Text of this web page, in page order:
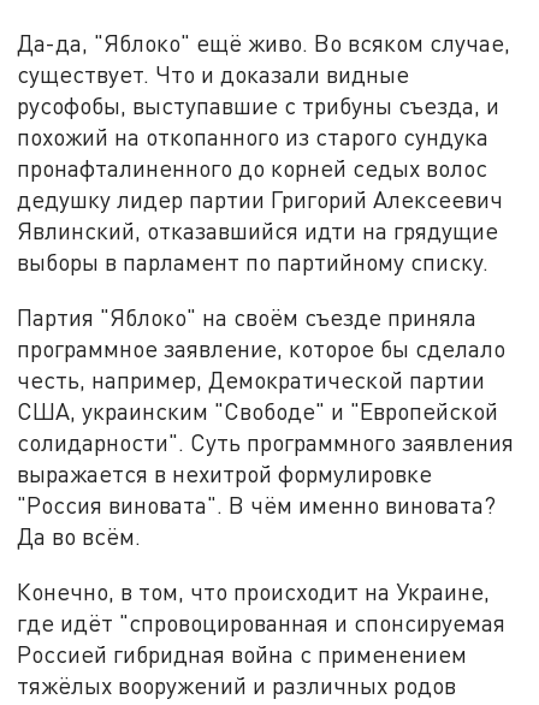
Да-да, "Яблоко" ещё живо. Во всяком случае,
существует. Что и доказали видные
русофобы, выступавшие с трибуны съезда, и
похожий на откопанного из старого сундука
пронафталиненного до корней седых волос
дедушку лидер партии Григорий Алексеевич
Явлинский, отказавшийся идти на грядущие
выборы в парламент по партийному списку.
Партия "Яблоко" на своём съезде приняла
программное заявление, которое бы сделало
честь, например, Демократической партии
США, украинским "Свободе" и "Европейской
солидарности". Суть программного заявления
выражается в нехитрой формулировке
"Россия виновата". В чём именно виновата?
Да во всём.
Конечно, в том, что происходит на Украине,
где идёт "спровоцированная и спонсируемая
Россией гибридная война с применением
тяжёлых вооружений и различных родов